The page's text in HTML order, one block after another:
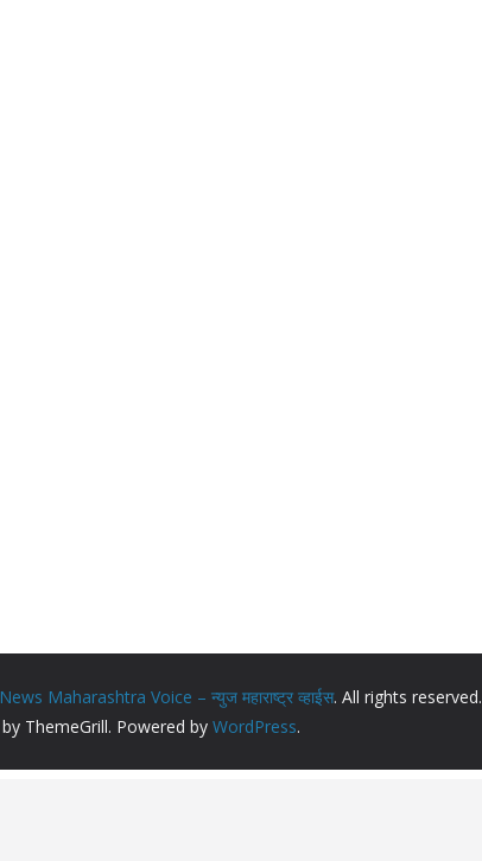
News Maharashtra Voice – न्युज महाराष्ट्र व्हाईस. All rights reserved.
by ThemeGrill. Powered by WordPress.